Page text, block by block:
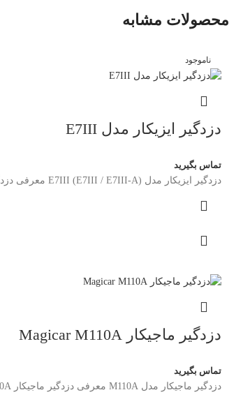
محصولات مشابه
ناموجود
دزدگیر ایزیکار مدل E7III
تماس بگیرید
دزدگیر ایزیکار مدل E7III (E7III / E7III-A) معرفی دزدگیر ایزیکار E7III دزدگیر ایزیکار مدل E7III یکی از سیستم‌های امنیتی پیشرفته
دزدگیر ماجیکار Magicar M110A
تماس بگیرید
دزدگیر ماجیکار مدل M110A معرفی دزدگیر ماجیکار M110A دزدگیر ماجیکار مدل M110A یکی از سیستم‌های امنیتی برند Magicar است که